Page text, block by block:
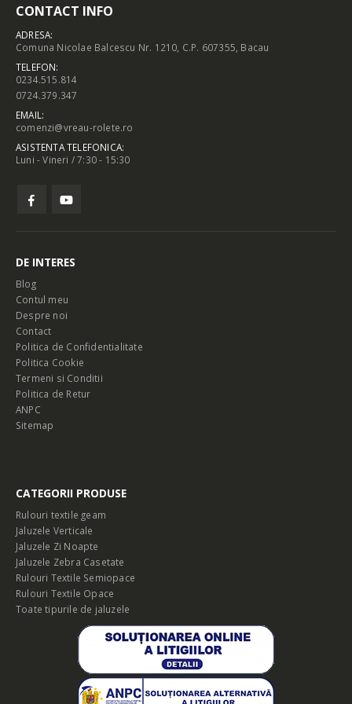
CONTACT INFO
ADRESA:
Comuna Nicolae Balcescu Nr. 1210, C.P. 607355, Bacau
TELEFON:
0234.515.814
0724.379.347
EMAIL:
comenzi@vreau-rolete.ro
ASISTENTA TELEFONICA:
Luni - Vineri / 7:30 - 15:30
DE INTERES
Blog
Contul meu
Despre noi
Contact
Politica de Confidentialitate
Politica Cookie
Termeni si Conditii
Politica de Retur
ANPC
Sitemap
CATEGORII PRODUSE
Rulouri textile geam
Jaluzele Verticale
Jaluzele Zi Noapte
Jaluzele Zebra Casetate
Rulouri Textile Semiopace
Rulouri Textile Opace
Toate tipurile de jaluzele